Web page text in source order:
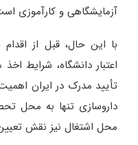
آزمایشگاهی و کارآموزی
با این حال، قبل از
اعتبار دانشگاه، شرایط
تأیید مدرک در ایران
داروسازی تنها به محل
محل اشتغال نیز نقش